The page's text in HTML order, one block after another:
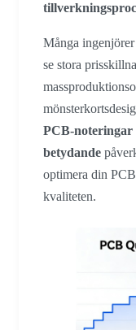
Många
se stora
PCB-
betydande
optimera din
kvaliteten.